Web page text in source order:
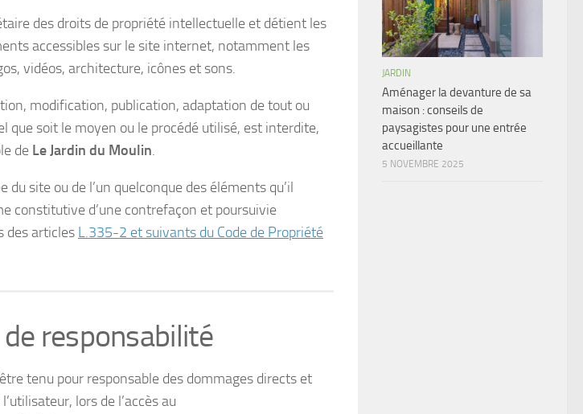
des droits de propriété intellectuelle et détient les
accessibles sur le site internet, notamment les
vidéos, architecture, icônes et sons.
modification, publication, adaptation de tout ou
que soit le moyen ou le procédé utilisé, est interdite,
de Le Jardin du Moulin.
site ou de l’un quelconque des éléments qu’il
constitutive d’une contrefaçon et poursuivie
des articles L.335-2 et suivants du Code de Propriété
responsabilité
tenu pour responsable des dommages directs et
lors de l’accès au
JARDIN
Aménager la devanture de sa
maison : conseils de
paysagistes pour une entrée
accueillante
5 NOVEMBRE 2025